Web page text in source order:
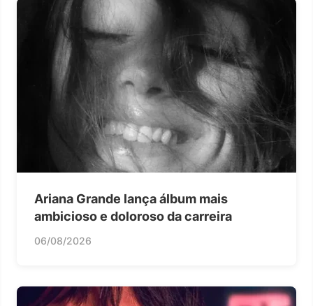
Ariana Grande lança álbum mais
ambicioso e doloroso da carreira
06/08/2026